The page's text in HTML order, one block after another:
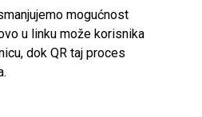
mogućnost
u linku može korisnika
dok QR taj proces